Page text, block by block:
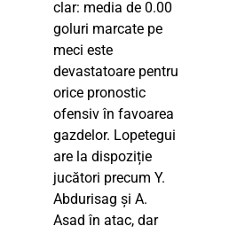
clar: media de 0.00
goluri marcate pe
meci este
devastatoare pentru
orice pronostic
ofensiv în favoarea
gazdelor. Lopetegui
are la dispoziție
jucători precum Y.
Abdurisag și A.
Asad în atac, dar